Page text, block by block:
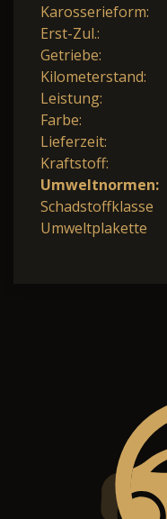
Karosserieform:
Erst-Zul.:
Getriebe:
Kilometerstand:
Leistung:
Farbe:
Lieferzeit:
Kraftstoff:
Umweltnormen:
Schadstoffklasse
Umweltplakette